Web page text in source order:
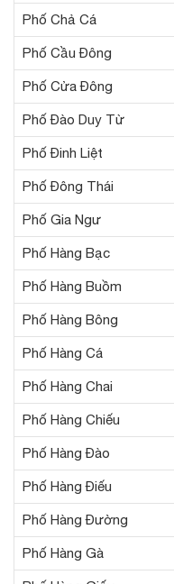
Phố Chả Cá
Phố Cầu Đông
Phố Cửa Đông
Phố Đào Duy Từ
Phố Đinh Liệt
Phố Đông Thái
Phố Gia Ngư
Phố Hàng Bạc
Phố Hàng Buồm
Phố Hàng Bông
Phố Hàng Cá
Phố Hàng Chai
Phố Hàng Chiếu
Phố Hàng Đào
Phố Hàng Điếu
Phố Hàng Đường
Phố Hàng Gà